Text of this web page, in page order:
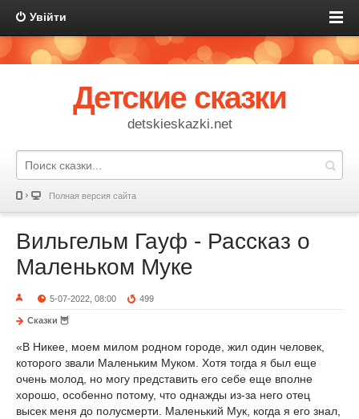
Увійти
Детские сказки
detskieskazki.net
Полная версия сайта
Вильгельм Гауф - Рассказ о
Маленьком Муке
5-07-2022, 08:00 499
Сказки 🦉
«В Никее, моем милом родном городе, жил один человек,
которого звали Маленьким Муком. Хотя тогда я был еще
очень молод, но могу представить его себе еще вполне
хорошо, особенно потому, что однажды из-за него отец
высек меня до полусмерти. Маленький Мук, когда я его знал,